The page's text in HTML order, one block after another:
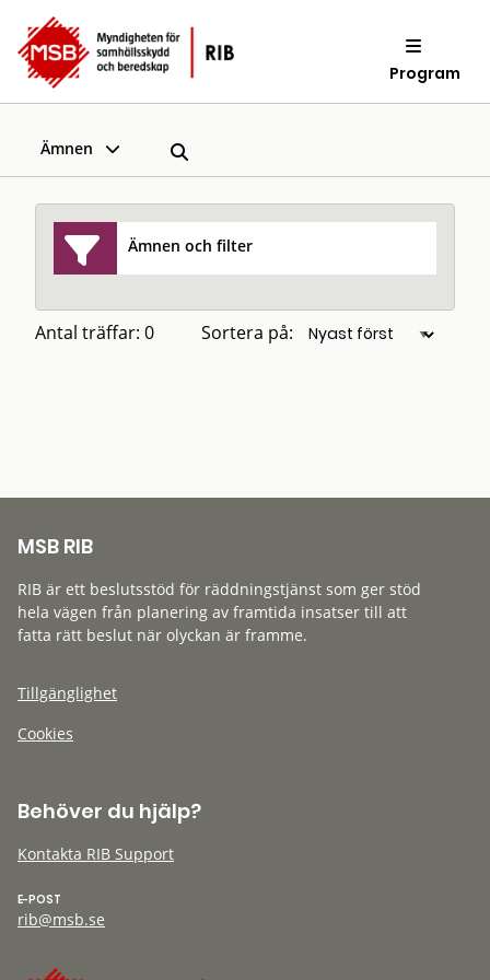
Program
Ämnen
Ämnen och filter
Antal träffar: 0 Sortera på:
MSB RIB
RIB är ett beslutsstöd för räddningstjänst som ger stöd
hela vägen från planering av framtida insatser till att
fatta rätt beslut när olyckan är framme.
Tillgänglighet
Cookies
Behöver du hjälp?
Kontakta RIB Support
E-POST
rib@msb.se